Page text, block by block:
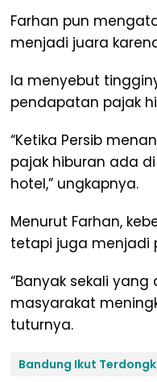
Farhan pun
menjadi juara
Ia menyebut
pendapatan pajak
“Ketika Persib
pajak hiburan ada
hotel,” ungkapnya.
Menurut Farhan,
tetapi juga menjadi
“Banyak sekali
masyarakat
tuturnya.
Bandung Ikut